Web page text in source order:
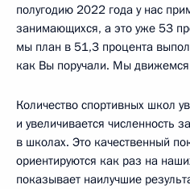
полугодию 2022 года у нас
занимающихся, а это уже 53
мы план в 51,3 процента
как Вы поручали. Мы
Количество спортивных школ
и увеличивается численность
в школах. Это качественный
ориентируются как раз на
показывает наилучшие